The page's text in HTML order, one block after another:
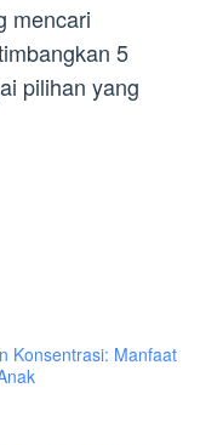
mencari
5
pilihan yang
Konsentrasi: Manfaat